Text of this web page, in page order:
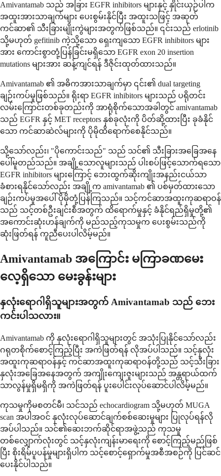
Amivantamab သည် အခြား EGFR inhibitors များနှင့် နှိုင်းယှဉ်ပါက
အထူးအားသာချက်များ ပေးစွမ်းနိုင်ပြီး အထူးသဖြင့် အဆုတ်
ကင်ဆာ၏ သီးခြားမျိုးကွဲများအတွက်ဖြစ်သည်။ ၎င်းသည် erlotinib
သို့မဟုတ် gefitinib ကဲ့သို့သော ရှေးကျသော EGFR inhibitors များ
အား ကောင်းစွာတုံ့ပြန်ခြင်းမရှိသော EGFR exon 20 insertion
mutations များအား ဆန့်ကျင်ရန် ဒီဇိုင်းထုတ်ထားသည်။
Amivantamab ၏ အဓိကအားသာချက်မှာ ၎င်း၏ dual targeting
ချဉ်းကပ်မှုဖြစ်သည်။ ရိုးရာ EGFR inhibitors များသည် ပရိုတင်း
လမ်းကြောင်းတစ်ခုတည်းကို အာရုံစိုက်သောအခါတွင် amivantamab
သည် EGFR နှင့် MET receptors နှစ်ခုလုံးကို ပိတ်ဆို့ထားပြီး ခုခံနိုင်
သော ကင်ဆာဆဲလ်များကို ပိုမိုထိရောက်စေနိုင်သည်။
သို့သော်လည်း၊ "ပိုကောင်းသည်" သည် သင်၏ သီးခြားအခြေအနေ
ပေါ်မူတည်သည်။ အချို့သောလူများသည် ပါးစပ်ဖြင့်သောက်ရသော
EGFR inhibitors များကြောင့် ဘေးထွက်ဆိုးကျိုးအနည်းငယ်သာ
ခံစားရနိုင်သော်လည်း အချို့က amivantamab ၏ ပစ်မှတ်ထားသော
ချဉ်းကပ်မှုအပေါ် ပိုမိုတုံ့ပြန်ကြသည်။ သင့်ကင်ဆာအထူးကုဆရာဝန်
သည် သင့်တစ်ဦးချင်းစီအတွက် ထိရောက်မှုနှင့် ခံနိုင်ရည်ရှိမှုတို့၏
အကောင်းဆုံးဟန်ချက်ကို မည်သည့်ကုသမှုက ပေးစွမ်းသည်ကို
ဆုံးဖြတ်ရန် ကူညီပေးပါလိမ့်မည်။
Amivantamab အကြောင်း မကြာခဏမေး
လေ့ရှိသော မေးခွန်းများ
နှလုံးရောဂါရှိသူများအတွက် Amivantamab သည် ဘေး
ကင်းပါသလား။
Amivantamab ကို နှလုံးရောဂါရှိသူများတွင် အသုံးပြုနိုင်သော်လည်း
ဂရုတစိုက်စောင့်ကြည့်ပြီး အကဲဖြတ်ရန် လိုအပ်ပါသည်။ သင့်နှလုံး
အထူးကုဆရာဝန်နှင့် ကင်ဆာအထူးကုဆရာဝန်တို့သည် သင့်သီးခြား
နှလုံးအခြေအနေအတွက် အကျိုးကျေးဇူးများသည် အန္တရာယ်ထက်
သာလွန်မှုရှိမရှိကို အကဲဖြတ်ရန် ပူးပေါင်းလုပ်ဆောင်ပါလိမ့်မည်။
ကုသမှုကိုမစတင်မီ၊ သင်သည် echocardiogram သို့မဟုတ် MUGA
scan အပါအဝင် နှလုံးလုပ်ဆောင်ချက်စစ်ဆေးမှုများ ပြုလုပ်ရန်လို
အပ်ပါသည်။ သင်၏ဆေးဘက်ဆိုင်ရာအဖွဲ့သည် ကုသမှု
တစ်လျှောက်လုံးတွင် သင့်နှလုံးကျန်းမာရေးကို စောင့်ကြည့်မည်ဖြစ်
ပြီး စိုးရိမ်ပူပန်မှုများရှိပါက သင့်စောင့်ရှောက်မှုအစီအစဉ်ကို ပြင်ဆင်
ပေးနိုင်ပါသည်။